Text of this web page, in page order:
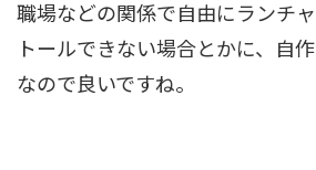
職場などの関係で自由にランチ
トールできない場合とかに、自
なので良いですね。